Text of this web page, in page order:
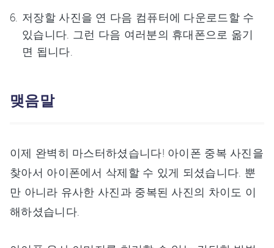
저장할 사진을 연 다음 컴퓨터에 다운로드할 수
있습니다. 그런 다음 여러분의 휴대폰으로 옮기
면 됩니다.
맺음말
이제 완벽히 마스터하셨습니다! 아이폰 중복 사진을
찾아서 아이폰에서 삭제할 수 있게 되셨습니다. 뿐
만 아니라 유사한 사진과 중복된 사진의 차이도 이
해하셨습니다.